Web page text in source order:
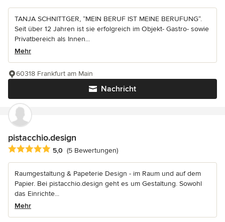
TANJA SCHNITTGER, “MEIN BERUF IST MEINE BERUFUNG“.
Seit über 12 Jahren ist sie erfolgreich im Objekt- Gastro- sowie
Privatbereich als Innen...
Mehr
Nachricht
60318 Frankfurt am Main
pistacchio.design
Durchschnittliche Bewertung: 5 von 5 Sternen
5,0 (5 Bewertungen)
Raumgestaltung & Papeterie Design - im Raum und auf dem
Papier. Bei pistacchio.design geht es um Gestaltung. Sowohl
das Einrichte...
Mehr